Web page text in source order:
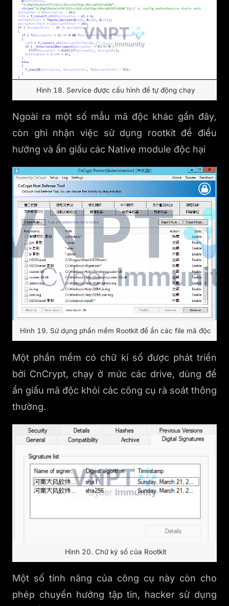
Hình 18. Service được cấu hình để tự động chạy
Ngoài ra một số mẫu mã độc khác gần đây,
còn ghi nhận việc sử dụng rootkit để điều
hướng và ẩn giấu các Native module độc hại
Hình 19. Sử dụng phần mềm Rootkit để ẩn các file mã độc
Một phần mềm có chữ kí số được phát triển
bởi CnCrypt, chạy ở mức các drive, dùng để
ẩn giấu mã độc khỏi các công cụ rà soát thông
thường.
Hình 20. Chữ ký số của Rootkit
Một số tính năng của công cụ này còn cho
phép chuyển hướng tập tin, hacker sử dụng